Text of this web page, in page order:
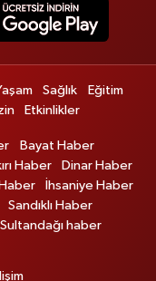
Sağlık
Eğitim
Etkinlikler
Bayat Haber
Haber
Dinar Haber
İhsaniye Haber
Sandıklı Haber
Sultandağı haber